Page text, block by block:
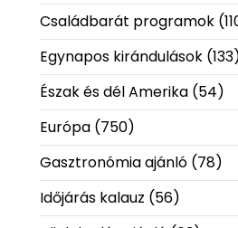
Családbarát programok
Egynapos kirándulások
Észak és dél Amerika(54)
Európa(750)
Gasztronómia ajánló(78)
Időjárás kalauz (56)